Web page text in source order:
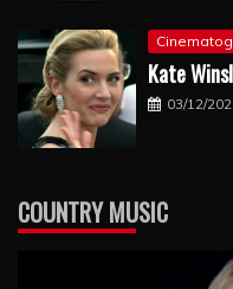
Kate
03/12/
COUNTRY MUSIC